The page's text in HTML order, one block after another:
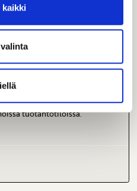
kaikki
sillä kaikki
tuotantotiloissa.